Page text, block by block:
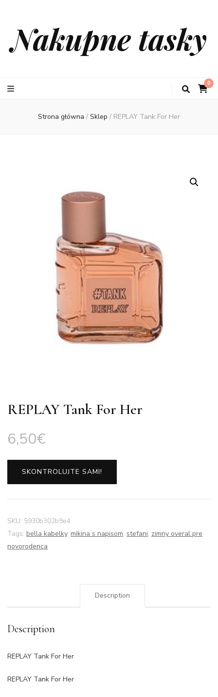
Nakupne tasky
0
Strona główna / Sklep / REPLAY Tank For Her
REPLAY Tank For Her
6,50€
SKONTROLUJTE SAMI!
SKU: 5930b302b9e4
Tags: bella kabelky, mikina s napisom, stefani, zimny overal pre
novorodenca
Description
Description
REPLAY Tank For Her
REPLAY Tank For Her